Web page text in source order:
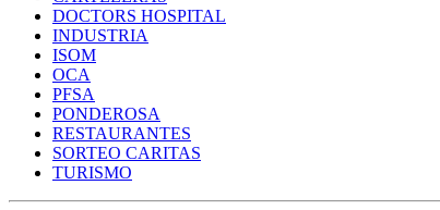
DOCTORS HOSPITAL
INDUSTRIA
ISOM
OCA
PFSA
PONDEROSA
RESTAURANTES
SORTEO CARITAS
TURISMO